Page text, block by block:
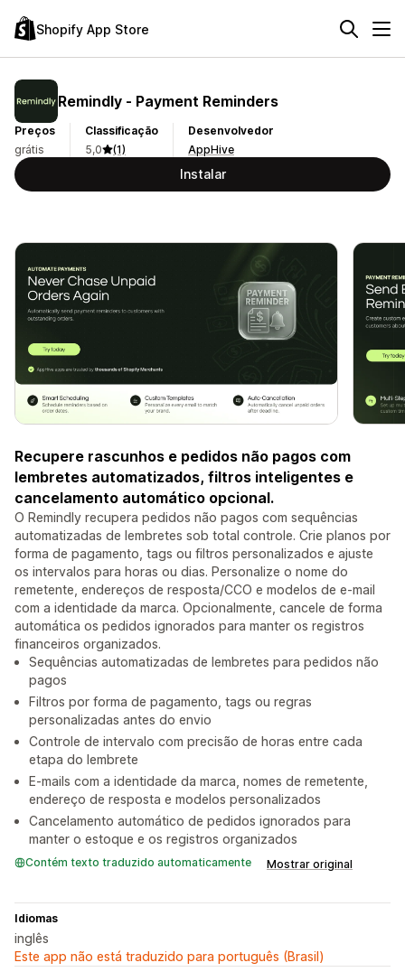
Shopify App Store
Remindly ‑ Payment Reminders
Preços
grátis
Classificação
5,0
(1)
Desenvolvedor
AppHive
Instalar
Recupere rascunhos e pedidos não pagos com
lembretes automatizados, filtros inteligentes e
cancelamento automático opcional.
O Remindly recupera pedidos não pagos com sequências
automatizadas de lembretes sob total controle. Crie planos por
forma de pagamento, tags ou filtros personalizados e ajuste
os intervalos para horas ou dias. Personalize o nome do
remetente, endereços de resposta/CCO e modelos de e-mail
com a identidade da marca. Opcionalmente, cancele de forma
automática os pedidos ignorados para manter os registros
financeiros organizados.
Sequências automatizadas de lembretes para pedidos não
pagos
Filtros por forma de pagamento, tags ou regras
personalizadas antes do envio
Controle de intervalo com precisão de horas entre cada
etapa do lembrete
E-mails com a identidade da marca, nomes de remetente,
endereço de resposta e modelos personalizados
Cancelamento automático de pedidos ignorados para
manter o estoque e os registros organizados
Contém texto traduzido automaticamente Mostrar original
Idiomas
inglês
Este app não está traduzido para português (Brasil)